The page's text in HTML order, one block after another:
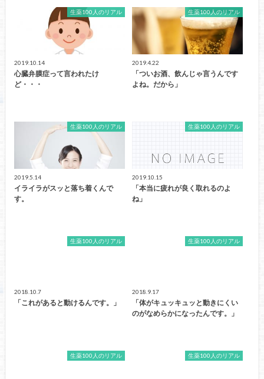
生薬100人のリアル
2019.10.14
心臓弁膜症って言われたけ
ど・・・
生薬100人のリアル
2019.4.22
「ついお酒、飲んじゃ言うんです
よね。だから」
生薬100人のリアル
2019.5.14
イライラがスッと落ち着くんで
す。
生薬100人のリアル
2019.10.15
「本当に疲れが良く取れるのよ
ね」
生薬100人のリアル
2018.10.7
「これがあると動けるんです。」
生薬100人のリアル
2018.9.17
「体がキュッキュッと動きにくい
のがなめらかになったんです。」
生薬100人のリアル 生薬100人のリアル